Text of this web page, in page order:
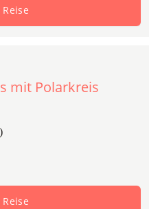
mit Polarkreis